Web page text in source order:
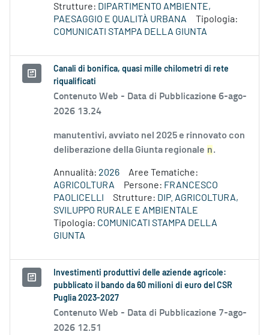
Strutture: DIPARTIMENTO AMBIENTE,
PAESAGGIO E QUALITÀ URBANA
Tipologia:
COMUNICATI STAMPA DELLA GIUNTA
Canali di bonifica, quasi mille chilometri di rete
riqualificati
Contenuto Web - Data di Pubblicazione 6-ago-
2026 13.24
manutentivi, avviato nel 2025 e rinnovato con
deliberazione della Giunta regionale n.
Annualità: 2026
Aree Tematiche:
AGRICOLTURA
Persone: FRANCESCO
PAOLICELLI
Strutture: DIP. AGRICOLTURA,
SVILUPPO RURALE E AMBIENTALE
Tipologia: COMUNICATI STAMPA DELLA
GIUNTA
Investimenti produttivi delle aziende agricole:
pubblicato il bando da 60 milioni di euro del CSR
Puglia 2023-2027
Contenuto Web - Data di Pubblicazione 7-ago-
2026 12.51